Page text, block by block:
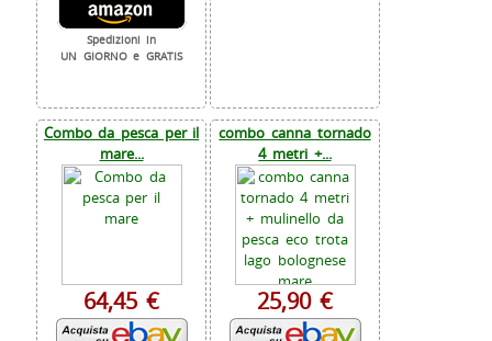
Spedizioni in
UN GIORNO e GRATIS
Combo da pesca per il
mare...
64,45 €
combo canna tornado
4 metri +...
25,90 €